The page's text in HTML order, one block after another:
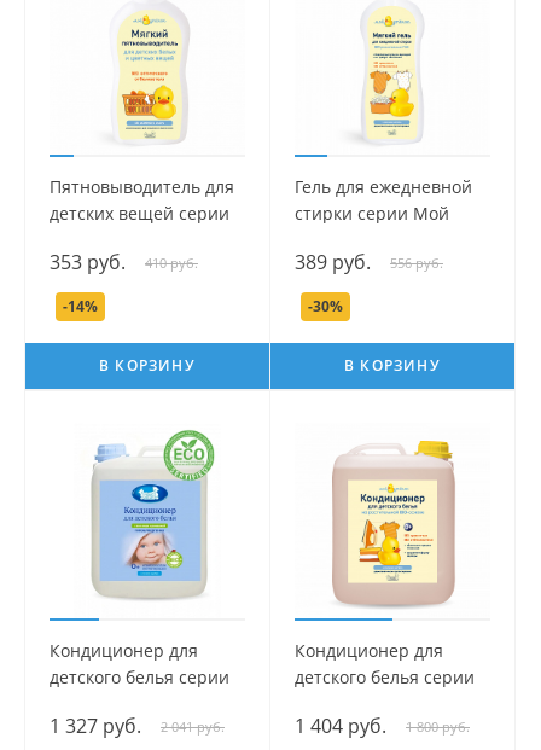
Пятновыводитель для
детских вещей серии
353 руб. 410 руб.
-14%
В КОРЗИНУ
Гель для ежедневной
стирки серии Мой
389 руб. 556 руб.
-30%
В КОРЗИНУ
Кондиционер для
детского белья серии
1 327 руб. 2 041 руб.
Кондиционер для
детского белья серии
1 404 руб. 1 800 руб.